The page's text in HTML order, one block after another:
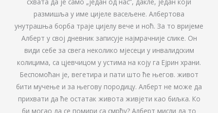
размишља у име цијеле васељене. Албертова
унутрашња борба траје цијелу вече и ноћ. За то вријеме
Алберт у свој дневник записује најмрачније слике. Он
види себе за свега неколико мјесеци у инвалидским
колицима, са цјевчицом у устима на коју га Ејрин храни.
Беспомоћан је, вегетира и пати што ће његов. живот
бити мучење и за његову породицу. Алберт не може да
прихвати да ће остатак живота живјети као биљка. Ко
би могао да се помири са смрћу? Алберт мисли да то